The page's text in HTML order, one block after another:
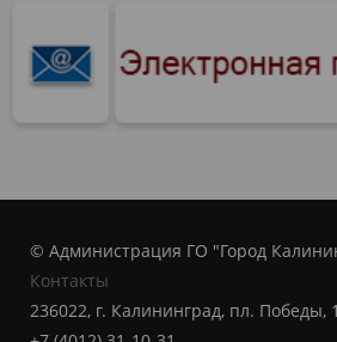
© Администрация ГО "Город
Контакты
236022, г. Калининград, пл. Победы, 1